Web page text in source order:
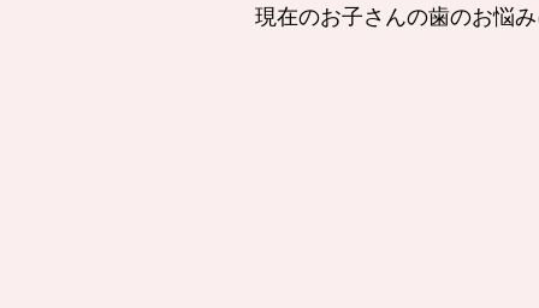
現在のお子さんの歯のお悩